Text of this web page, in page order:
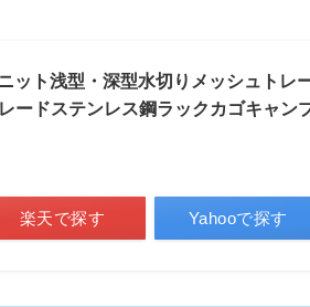
ット浅型・深型水切りメッシュトレ
ードステンレス鋼ラックカゴキャン
楽天で探す Yahooで探す